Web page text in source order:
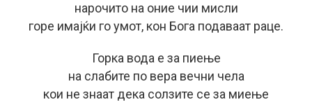
нарочито на оние чии мисли
горе имајќи го умот, кон Бога подаваат раце.
Горка вода е за пиење
на слабите по вера вечни чела
кои не знаат дека солзите се за миење